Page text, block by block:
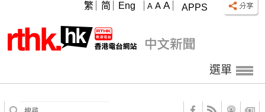
APPS
A A A
繁 简 Eng
選單
S